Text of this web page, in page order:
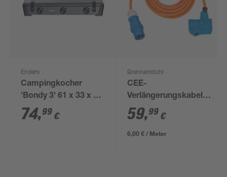
Enders
Campingkocher
'Bondy 3' 61 x 33 x 32
cm
74,99 €
Brennenstuhl
CEE-
Verlängerungskabel
orange 10 m, Stecker
und Winkelkupplung
59,99 €
6,00 € / Meter